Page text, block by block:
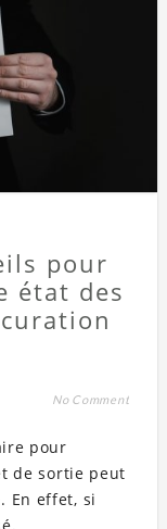
pour
état des
No Comment
pour
de sortie peut
En effet, si